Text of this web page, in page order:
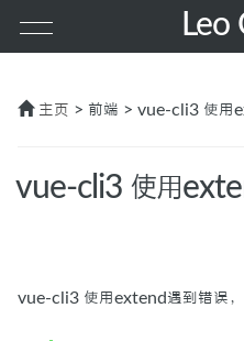
Leo
首页
主页 > 前端 > vue-cli3 使用
vue-cli3 使用
vue-cli3 使用extend遇到错误，